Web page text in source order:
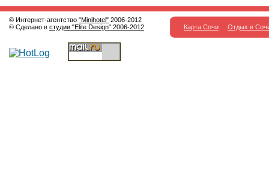
© Интернет-агентство "Minihotel" 2006-2012
© Сделано в студии "Elite Design" 2006-2012 Карта Сочи Отдых в